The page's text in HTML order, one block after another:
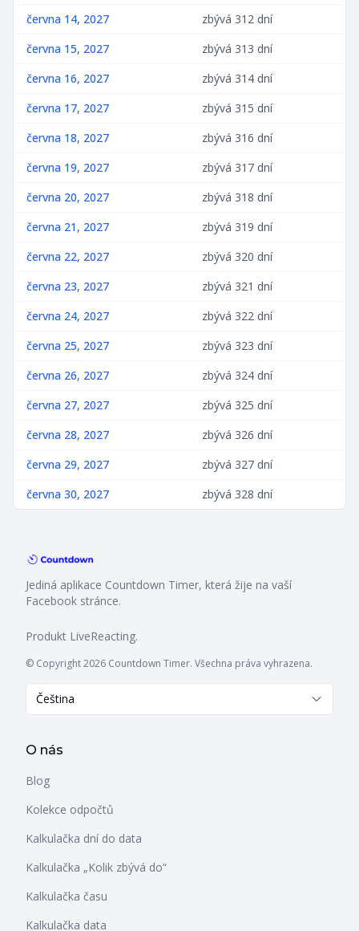
června 14, 2027
zbývá 312 dní
června 15, 2027
zbývá 313 dní
června 16, 2027
zbývá 314 dní
června 17, 2027
zbývá 315 dní
června 18, 2027
zbývá 316 dní
června 19, 2027
zbývá 317 dní
června 20, 2027
zbývá 318 dní
června 21, 2027
zbývá 319 dní
června 22, 2027
zbývá 320 dní
června 23, 2027
zbývá 321 dní
června 24, 2027
zbývá 322 dní
června 25, 2027
zbývá 323 dní
června 26, 2027
zbývá 324 dní
června 27, 2027
zbývá 325 dní
června 28, 2027
zbývá 326 dní
června 29, 2027
zbývá 327 dní
června 30, 2027
zbývá 328 dní
Jediná aplikace Countdown Timer, která žije na vaší
Facebook stránce.
Produkt LiveReacting.
© Copyright 2026 Countdown Timer. Všechna práva vyhrazena.
Čeština
O nás
Blog
Kolekce odpočtů
Kalkulačka dní do data
Kalkulačka „Kolik zbývá do“
Kalkulačka času
Kalkulačka data